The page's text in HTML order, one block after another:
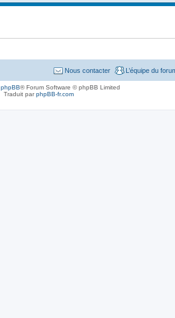
L’équipe du
Nous contacter
phpBB® Forum Software © phpBB Limited
Traduit parphpBB-fr.com